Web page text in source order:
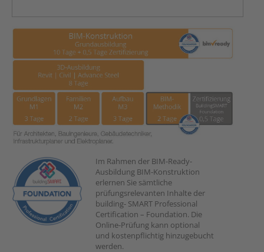
Im Rahmen der BIM-Ready-
Ausbildung BIM-Konstruktion
erlernen Sie sämtliche
prüfungsrelevanten Inhalte der
building- SMART Professional
Certification – Foundation. Die
Online-Prüfung kann optional
und kostenpflichtig hinzugebucht
werden.